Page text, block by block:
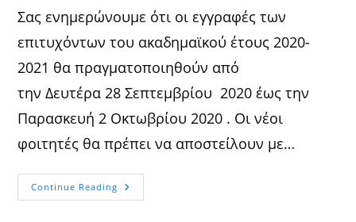
Σας ενημερώνουμε ότι οι εγγραφές των
επιτυχόντων του ακαδημαϊκού έτους 2020-
2021 θα πραγματοποιηθούν από
την Δευτέρα 28 Σεπτεμβρίου 2020 έως την
Παρασκευή 2 Οκτωβρίου 2020 . Οι νέοι
φοιτητές θα πρέπει να αποστείλουν με…
Continue Reading ΑΝΑΚΟΙΝΩΣΗ
ΕΓΓΡΑΦΗΣ